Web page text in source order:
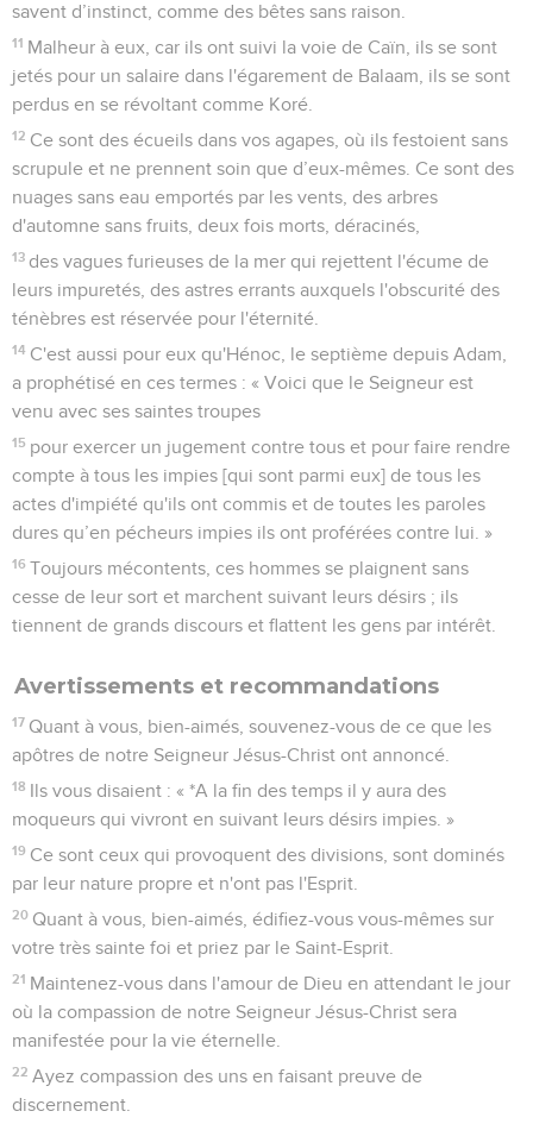
savent d’instinct, comme des bêtes sans raison.
11 Malheur à eux, car ils ont suivi la voie de Caïn, ils se sont
jetés pour un salaire dans l'égarement de Balaam, ils se sont
perdus en se révoltant comme Koré.
12 Ce sont des écueils dans vos agapes, où ils festoient sans
scrupule et ne prennent soin que d’eux-mêmes. Ce sont des
nuages sans eau emportés par les vents, des arbres
d'automne sans fruits, deux fois morts, déracinés,
13 des vagues furieuses de la mer qui rejettent l'écume de
leurs impuretés, des astres errants auxquels l'obscurité des
ténèbres est réservée pour l'éternité.
14 C'est aussi pour eux qu'Hénoc, le septième depuis Adam,
a prophétisé en ces termes : « Voici que le Seigneur est
venu avec ses saintes troupes
15 pour exercer un jugement contre tous et pour faire rendre
compte à tous les impies [qui sont parmi eux] de tous les
actes d'impiété qu'ils ont commis et de toutes les paroles
dures qu’en pécheurs impies ils ont proférées contre lui. »
16 Toujours mécontents, ces hommes se plaignent sans
cesse de leur sort et marchent suivant leurs désirs ; ils
tiennent de grands discours et flattent les gens par intérêt.
Avertissements et recommandations
17 Quant à vous, bien-aimés, souvenez-vous de ce que les
apôtres de notre Seigneur Jésus-Christ ont annoncé.
18 Ils vous disaient : « *A la fin des temps il y aura des
moqueurs qui vivront en suivant leurs désirs impies. »
19 Ce sont ceux qui provoquent des divisions, sont dominés
par leur nature propre et n'ont pas l'Esprit.
20 Quant à vous, bien-aimés, édifiez-vous vous-mêmes sur
votre très sainte foi et priez par le Saint-Esprit.
21 Maintenez-vous dans l'amour de Dieu en attendant le jour
où la compassion de notre Seigneur Jésus-Christ sera
manifestée pour la vie éternelle.
22 Ayez compassion des uns en faisant preuve de
discernement.